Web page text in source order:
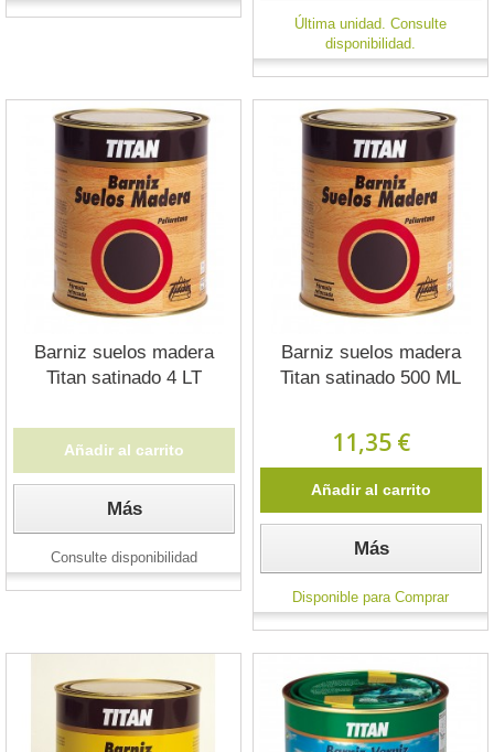
Última unidad. Consulte
disponibilidad.
Barniz suelos madera
Titan satinado 4 LT
Añadir al carrito
Más
Consulte disponibilidad
Barniz suelos madera
Titan satinado 500 ML
11,35 €
Añadir al carrito
Más
Disponible para Comprar